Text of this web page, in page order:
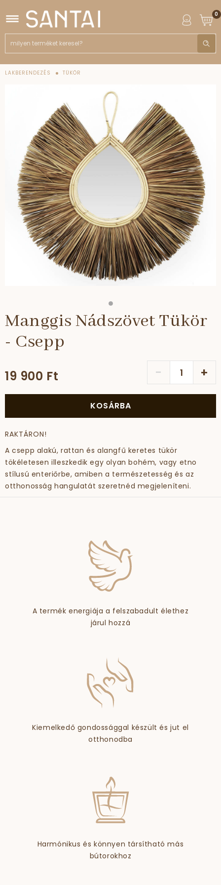
0
LAKBERENDEZÉS TÜKÖR
Manggis Nádszövet Tükör
- Csepp
19 900 Ft - +
KOSÁRBA
RAKTÁRON!
A csepp alakú, rattan és alangfű keretes tükör
tökéletesen illeszkedik egy olyan bohém, vagy etno
stílusú enteriőrbe, amiben a természetesség és az
otthonosság hangulatát szeretnéd megjeleníteni.
A termék energiája a felszabadult élethez
járul hozzá
Kiemelkedő gondossággal készült és jut el
otthonodba
Harmónikus és könnyen társítható más
bútorokhoz